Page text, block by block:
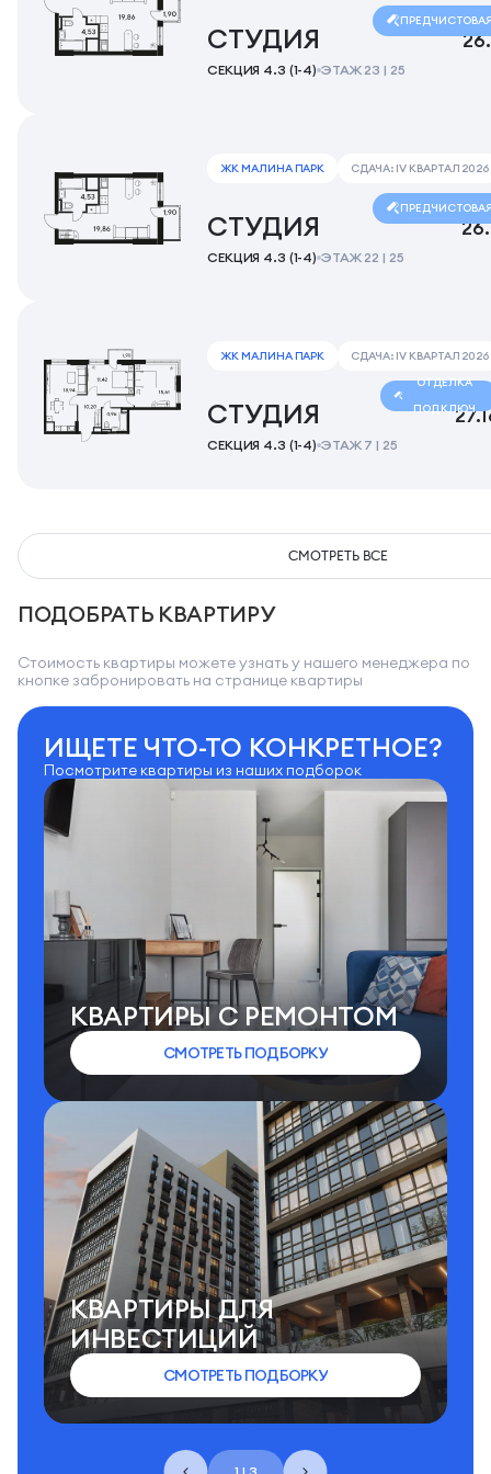
СМОТРЕТЬ ВСЕ
СТУДИЯ
СЕКЦИЯ 4.3 (1-4) ЭТАЖ 23 | 25
ЖК МАЛИНА ПАРК СДАЧА: IV КВАРТАЛ 2026
СТУДИЯ
СЕКЦИЯ 4.3 (1-4) ЭТАЖ 22 | 25
ЖК МАЛИНА ПАРК СДАЧА: IV КВАРТАЛ 2026
СТУДИЯ
СЕКЦИЯ 4.3 (1-4) ЭТАЖ 7 | 25
ОТДЕЛКА
ПОД КЛЮЧ
ПОДОБРАТЬ КВАРТИРУ
Стоимость квартиры можете узнать у нашего менеджера по
кнопке забронировать на странице квартиры
ИЩЕТЕ ЧТО-ТО КОНКРЕТНОЕ?
Посмотрите квартиры из наших подборок
КВАРТИРЫ C РЕМОНТОМ
СМОТРЕТЬ ПОДБОРКУ
КВАРТИРЫ ДЛЯ
ИНВЕСТИЦИЙ
СМОТРЕТЬ ПОДБОРКУ